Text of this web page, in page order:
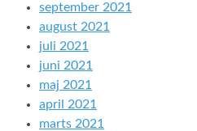
september 2021
august 2021
juli 2021
juni 2021
maj 2021
april 2021
marts 2021